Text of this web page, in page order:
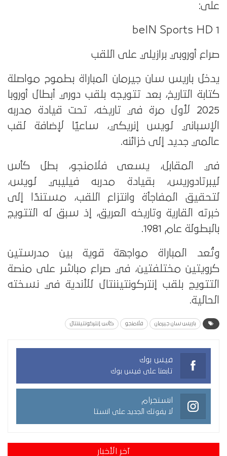
على:
beIN Sports HD 1
صراع أوروبي برازيلي على اللقب
يدخل باريس سان جيرمان المباراة بطموح مواصلة
كتابة التاريخ، بعد تتويجه بلقب دوري أبطال أوروبا
2025 لأول مرة في تاريخه، تحت قيادة مدربه
الإسباني لويس إنريكي، ساعيًا لإضافة لقب
عالمي جديد إلى خزائنه.
في المقابل، يسعى فلامنجو، بطل كأس
ليبرتادوريس، بقيادة مدربه فيليبي لويس،
لتحقيق المفاجأة وانتزاع اللقب، مستندًا إلى
خبرته القارية وتاريخه العريق، إذ سبق له التتويج
بالبطولة عام 1981.
وتُعد المباراة مواجهة قوية بين مدرستين
كرويتين مختلفتين، في صراع مباشر على منصة
التتويج بلقب إنتركونتيننتال للأندية في نسخته
الحالية.
باريس سان جيرمان فلامنجو كأس إنتركونتيننتال
فيس بوك
تابعنا على فيس بوك
انستجرام
لا يفوتك الجديد على انستا
آخر الأخبار